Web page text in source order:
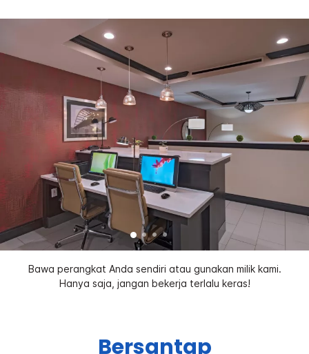
Bawa perangkat Anda sendiri atau gunakan milik kami.
Hanya saja, jangan bekerja terlalu keras!
Bersantap